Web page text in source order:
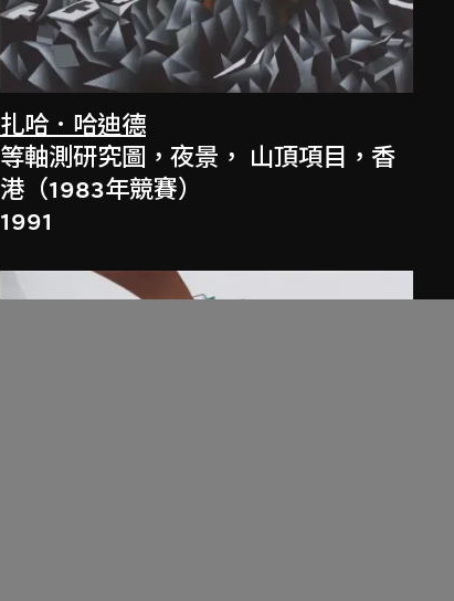
扎哈．哈迪德
等軸測研究圖，夜景， 山頂項目，香
港（1983年競賽）
1991